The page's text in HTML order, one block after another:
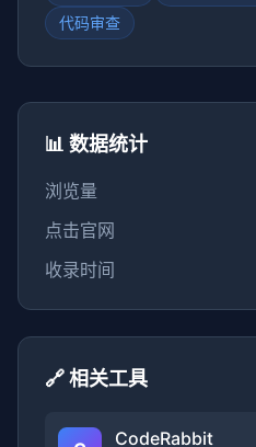
代码审查
📊 数据统计
浏览量
点击官网
收录时间
🔗 相关工具
CodeRabbit